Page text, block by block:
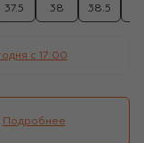
37.5 38 38.5
c 17:00
Подробнее